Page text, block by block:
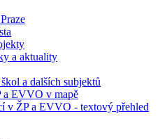
a aktuality
a dalších subjektů
a EVVO v mapě
v ŽP a EVVO - textový přehled